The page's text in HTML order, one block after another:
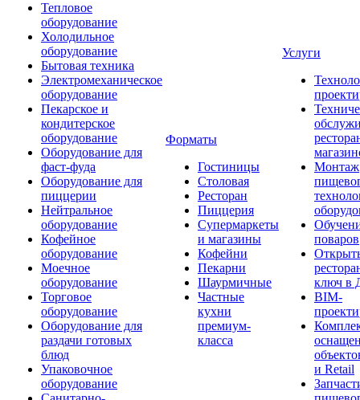
Тепловое
оборудование
Холодильное
оборудование
Бытовая техника
Электромеханическое
оборудование
Пекарское и
кондитерское
оборудование
Оборудование для
фаст-фуда
Оборудование для
пиццерии
Нейтральное
оборудование
Кофейное
оборудование
Моечное
оборудование
Торговое
оборудование
Оборудование для
раздачи готовых
блюд
Упаковочное
оборудование
Форматы
Гостиницы
Столовая
Ресторан
Пиццерия
Супермаркеты
и магазины
Кофейни
Пекарни
Шаурмичные
Частные
кухни
премиум-
класса
Услуги
Монтаж
поваров
ключ в
BIM-
и Retail